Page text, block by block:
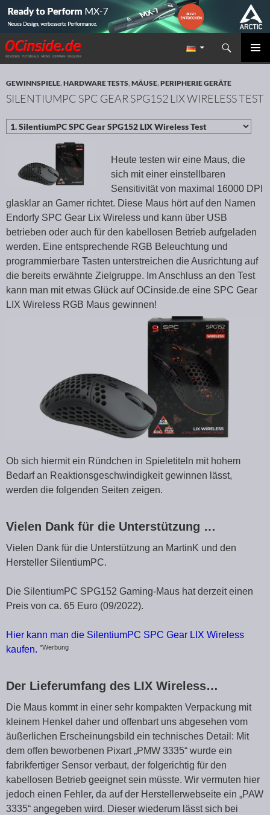
Redaktion ocinside.de PC Hardware Portal
Suchen
ZUM INHALT SPRINGEN
GEWINNSPIELE,HARDWARE TESTS,MÄUSE,PERIPHERIE GERÄTE
SILENTIUMPC SPC GEAR SPG152 LIX WIRELESS TEST
Heute testen wir eine Maus, die
sich mit einer einstellbaren
Sensitivität von maximal 16000 DPI
glasklar an Gamer richtet. Diese Maus hört auf den Namen
Endorfy SPC Gear Lix Wireless und kann über USB
betrieben oder auch für den kabellosen Betrieb aufgeladen
werden. Eine entsprechende RGB Beleuchtung und
programmierbare Tasten unterstreichen die Ausrichtung auf
die bereits erwähnte Zielgruppe. Im Anschluss an den Test
kann man mit etwas Glück auf OCinside.de eine SPC Gear
LIX Wireless RGB Maus gewinnen!
Ob sich hiermit ein Ründchen in Spieletiteln mit hohem
Bedarf an Reaktionsgeschwindigkeit gewinnen lässt,
werden die folgenden Seiten zeigen.
Vielen Dank für die Unterstützung …
Vielen Dank für die Unterstützung an MartinK und den
Hersteller SilentiumPC.
Die SilentiumPC SPG152 Gaming-Maus hat derzeit einen
Preis von ca. 65 Euro (09/2022).
Hier kann man die SilentiumPC SPC Gear LIX Wireless
kaufen. *Werbung
Der Lieferumfang des LIX Wireless…
Die Maus kommt in einer sehr kompakten Verpackung mit
kleinem Henkel daher und offenbart uns abgesehen vom
äußerlichen Erscheinungsbild ein technisches Detail: Mit
dem offen beworbenen Pixart „PMW 3335“ wurde ein
fabrikfertiger Sensor verbaut, der folgerichtig für den
kabellosen Betrieb geeignet sein müsste. Wir vermuten hier
jedoch einen Fehler, da auf der Herstellerwebseite ein „PAW
3335“ angegeben wird. Dieser wiederum lässt sich bei